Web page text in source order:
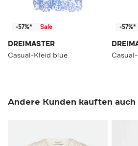
-57%* Sale
DREIMASTER
Casual-Kleid blue
-57%*
Andere Kunden kauften auch